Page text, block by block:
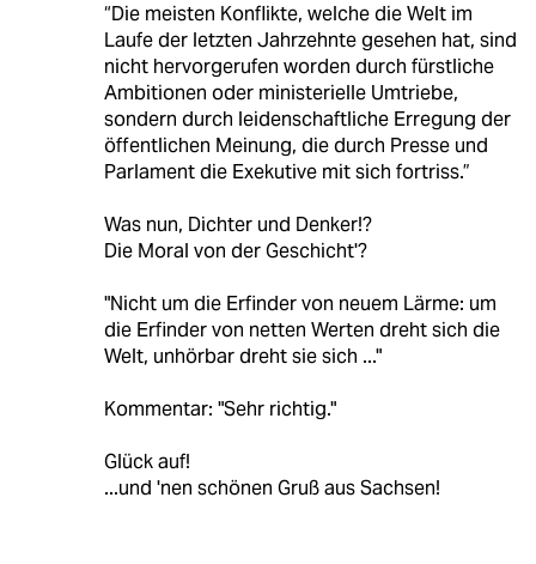
“Die meisten Konflikte, welche die Welt im
Laufe der letzten Jahrzehnte gesehen hat, sind
nicht hervorgerufen worden durch fürstliche
Ambitionen oder ministerielle Umtriebe,
sondern durch leidenschaftliche Erregung der
öffentlichen Meinung, die durch Presse und
Parlament die Exekutive mit sich fortriss.”
Was nun, Dichter und Denker!?
Die Moral von der Geschicht'?
"Nicht um die Erfinder von neuem Lärme: um
die Erfinder von netten Werten dreht sich die
Welt, unhörbar dreht sie sich ..."
Kommentar: "Sehr richtig."
Glück auf!
...und 'nen schönen Gruß aus Sachsen!